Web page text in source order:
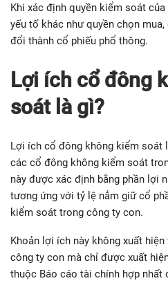
Khi xác định quyền kiểm soát
yếu tố khác như quyền chọn
đổi thành cổ phiếu phổ thông.
Lợi ích cổ đông
soát là gì?
Lợi ích cổ đông không kiểm soát
các cổ đông không kiểm soát
này được xác định bằng phần lợi
tương ứng với tỷ lệ nắm giữ cổ
kiểm soát trong công ty con.
Khoản lợi ích này không xuất
công ty con mà chỉ được xuất
thuộc Báo cáo tài chính hợp nhất